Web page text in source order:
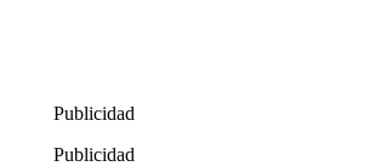
Publicidad
Publicidad